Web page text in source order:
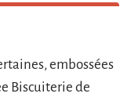
embossées
Biscuiterie de